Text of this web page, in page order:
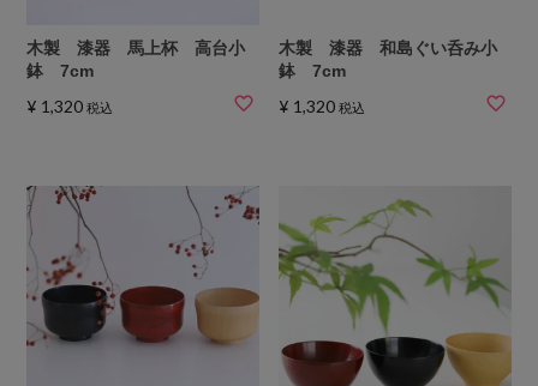
木製 漆器 馬上杯 高台小
鉢 7cm
¥ 1,320 税込
木製 漆器 和島ぐい呑み小
鉢 7cm
¥ 1,320 税込